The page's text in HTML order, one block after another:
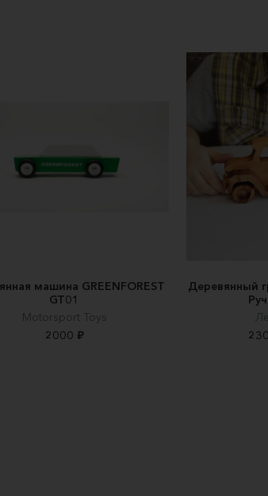
машина GREENFOREST
GT01
Motorsport Toys
2000 ₽
Деревянный